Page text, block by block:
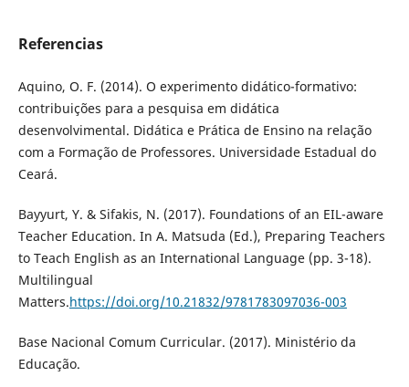
Referencias
Aquino, O. F. (2014). O experimento didático-formativo:
contribuições para a pesquisa em didática
desenvolvimental. Didática e Prática de Ensino na relação
com a Formação de Professores. Universidade Estadual do
Ceará.
Bayyurt, Y. & Sifakis, N. (2017). Foundations of an EIL-aware
Teacher Education. In A. Matsuda (Ed.), Preparing Teachers
to Teach English as an International Language (pp. 3-18).
Multilingual
Matters.https://doi.org/10.21832/9781783097036-003
Base Nacional Comum Curricular. (2017). Ministério da
Educação.